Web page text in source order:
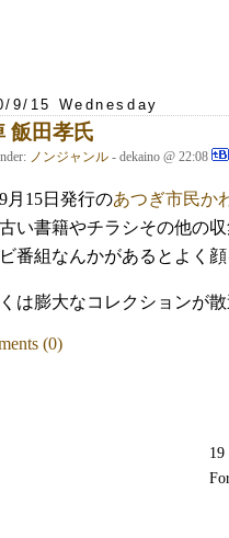
9/15 Wednesday
飯田孝氏
ノンジャンル - dekaino @ 22:08
月15日発行のあつぎ市民か
い書籍やチラシその他の
番組なんかがあるとよく顔
は膨大なコレクションが
(0)
19